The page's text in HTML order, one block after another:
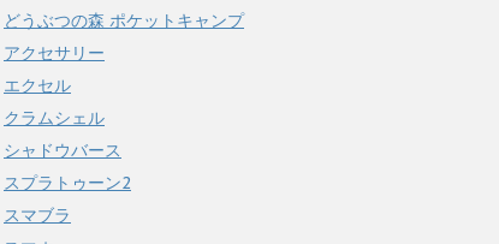
どうぶつの森 ポケットキャンプ
アクセサリー
エクセル
クラムシェル
シャドウバース
スプラトゥーン2
スマブラ